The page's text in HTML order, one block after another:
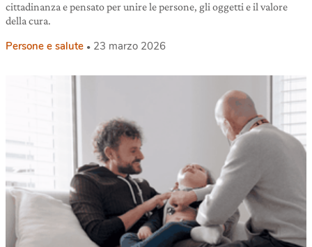
cittadinanza e pensato per unire le persone, gli oggetti e il valore
della cura.
Persone e salute 23 marzo 2026